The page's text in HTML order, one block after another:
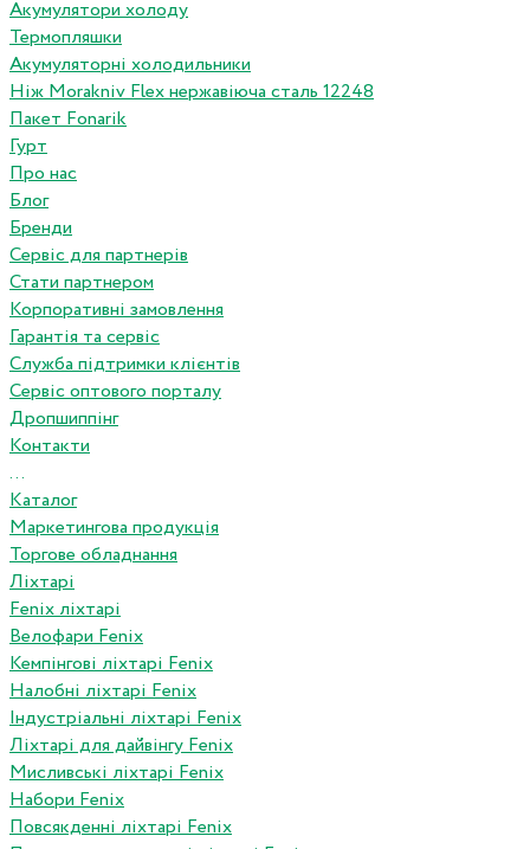
Акумулятори холоду
Термопляшки
Акумуляторні холодильники
Ніж Morakniv Flex нержавіюча сталь 12248
Пакет Fonarik
Гурт
Про нас
Блог
Бренди
Сервіс для партнерів
Стати партнером
Корпоративні замовлення
Гарантія та сервіс
Служба підтримки клієнтів
Сервіс оптового порталу
Дропшиппінг
Контакти
...
Каталог
Маркетингова продукція
Торгове обладнання
Ліхтарі
Fenix ліхтарі
Велофари Fenix
Кемпінгові ліхтарі Fenix
Налобні ліхтарі Fenix
Індустріальні ліхтарі Fenix
Ліхтарі для дайвінгу Fenix
Мисливські ліхтарі Fenix
Набори Fenix
Повсякденні ліхтарі Fenix